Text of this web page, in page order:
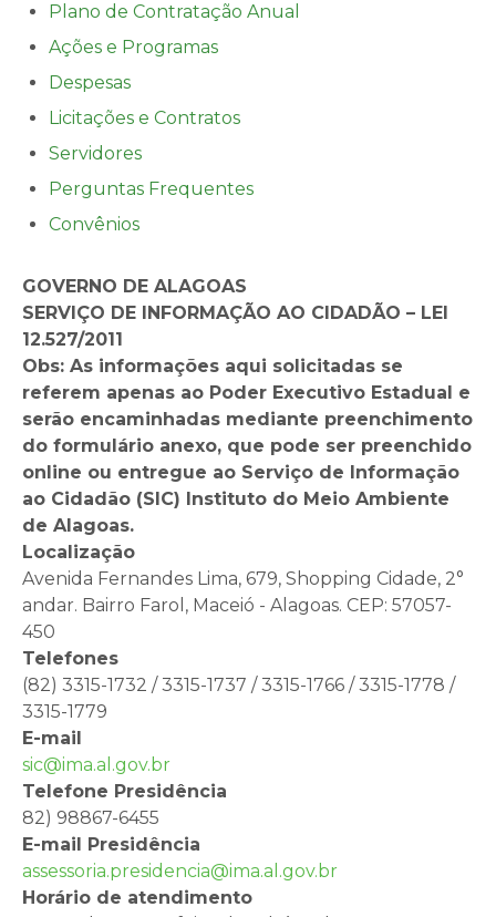
Plano de Contratação Anual
Ações e Programas
Despesas
Licitações e Contratos
Servidores
Perguntas Frequentes
Convênios
GOVERNO DE ALAGOAS
SERVIÇO DE INFORMAÇÃO AO CIDADÃO – LEI
12.527/2011
Obs: As informações aqui solicitadas se
referem apenas ao Poder Executivo Estadual e
serão encaminhadas mediante preenchimento
do formulário anexo, que pode ser preenchido
online ou entregue ao Serviço de Informação
ao Cidadão (SIC) Instituto do Meio Ambiente
de Alagoas.
Localização
Avenida Fernandes Lima, 679, Shopping Cidade, 2°
andar. Bairro Farol, Maceió - Alagoas. CEP: 57057-
450
Telefones
(82) 3315-1732 / 3315-1737 / 3315-1766 / 3315-1778 /
3315-1779
E-mail
sic@ima.al.gov.br
Telefone Presidência
82) 98867-6455
E-mail Presidência
assessoria.presidencia@ima.al.gov.br
Horário de atendimento